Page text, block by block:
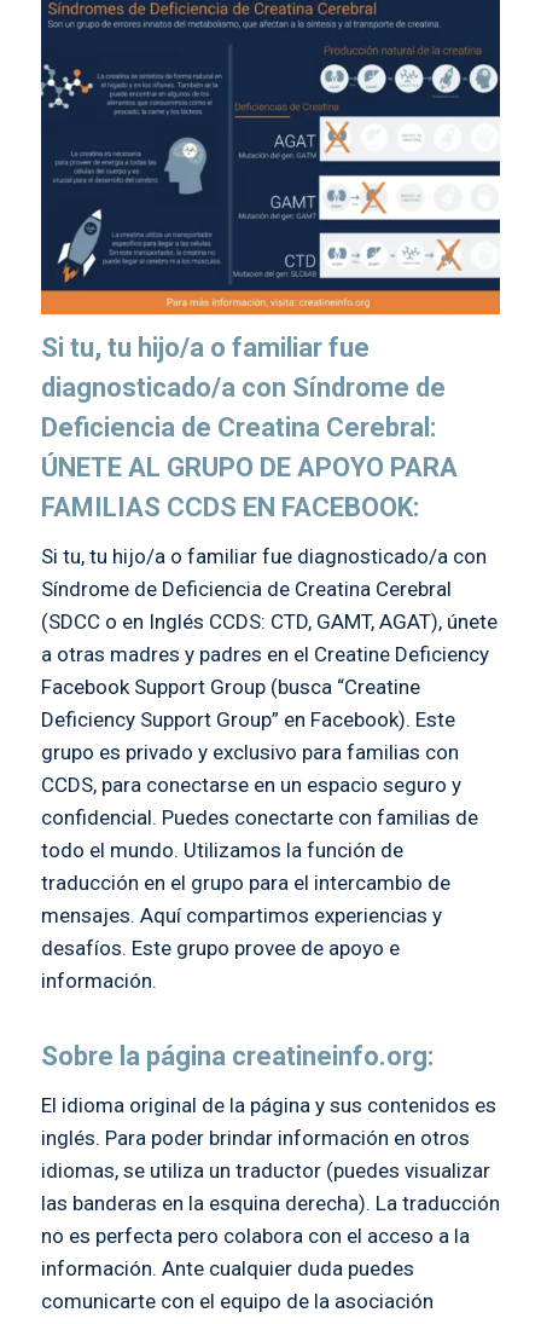
Si tu, tu hijo/a o familiar fue
diagnosticado/a con Síndrome de
Deficiencia de Creatina Cerebral:
ÚNETE AL GRUPO DE APOYO PARA
FAMILIAS CCDS EN FACEBOOK:
Si tu, tu hijo/a o familiar fue diagnosticado/a con
Síndrome de Deficiencia de Creatina Cerebral
(SDCC o en Inglés CCDS: CTD, GAMT, AGAT), únete
a otras madres y padres en el Creatine Deficiency
Facebook Support Group (busca “Creatine
Deficiency Support Group” en Facebook). Este
grupo es privado y exclusivo para familias con
CCDS, para conectarse en un espacio seguro y
confidencial. Puedes conectarte con familias de
todo el mundo. Utilizamos la función de
traducción en el grupo para el intercambio de
mensajes. Aquí compartimos experiencias y
desafíos. Este grupo provee de apoyo e
información.
Sobre la página creatineinfo.org:
El idioma original de la página y sus contenidos es
inglés. Para poder brindar información en otros
idiomas, se utiliza un traductor (puedes visualizar
las banderas en la esquina derecha). La traducción
no es perfecta pero colabora con el acceso a la
información. Ante cualquier duda puedes
comunicarte con el equipo de la asociación